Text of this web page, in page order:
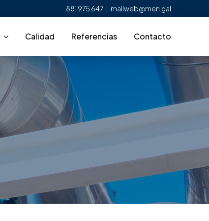
881 975 647| mailweb@men.gal
Calidad Referencias Contacto